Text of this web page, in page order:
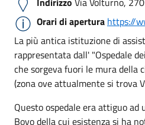
Orari di apertura https://
La più antica istituzione di
rappresentata dall' "Ospedale
che sorgeva fuori le mura della
(zona ove attualmente si trova
Questo ospedale era attiguo ad
Bovo della cui esistenza si ha